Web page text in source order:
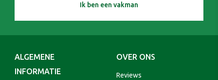
Ik ben een vakman
ALGEMENE
INFORMATIE
OVER ONS
Reviews